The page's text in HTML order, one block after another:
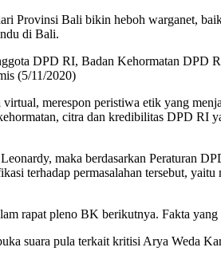
Provinsi Bali bikin heboh warganet,
di Bali.
DPD RI, Badan Kehormatan
(5/11/2020)
merespon peristiwa etik yang
citra dan kredibilitas DPD
maka berdasarkan Peraturan
terhadap permasalahan tersebut,
rapat pleno BK berikutnya. Fakta
suara pula terkait kritisi Arya Weda